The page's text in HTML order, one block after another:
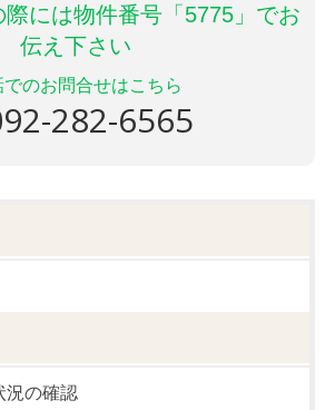
には物件番号「5775」でお
伝え下さい
でのお問合せはこちら
282-6565
況の確認